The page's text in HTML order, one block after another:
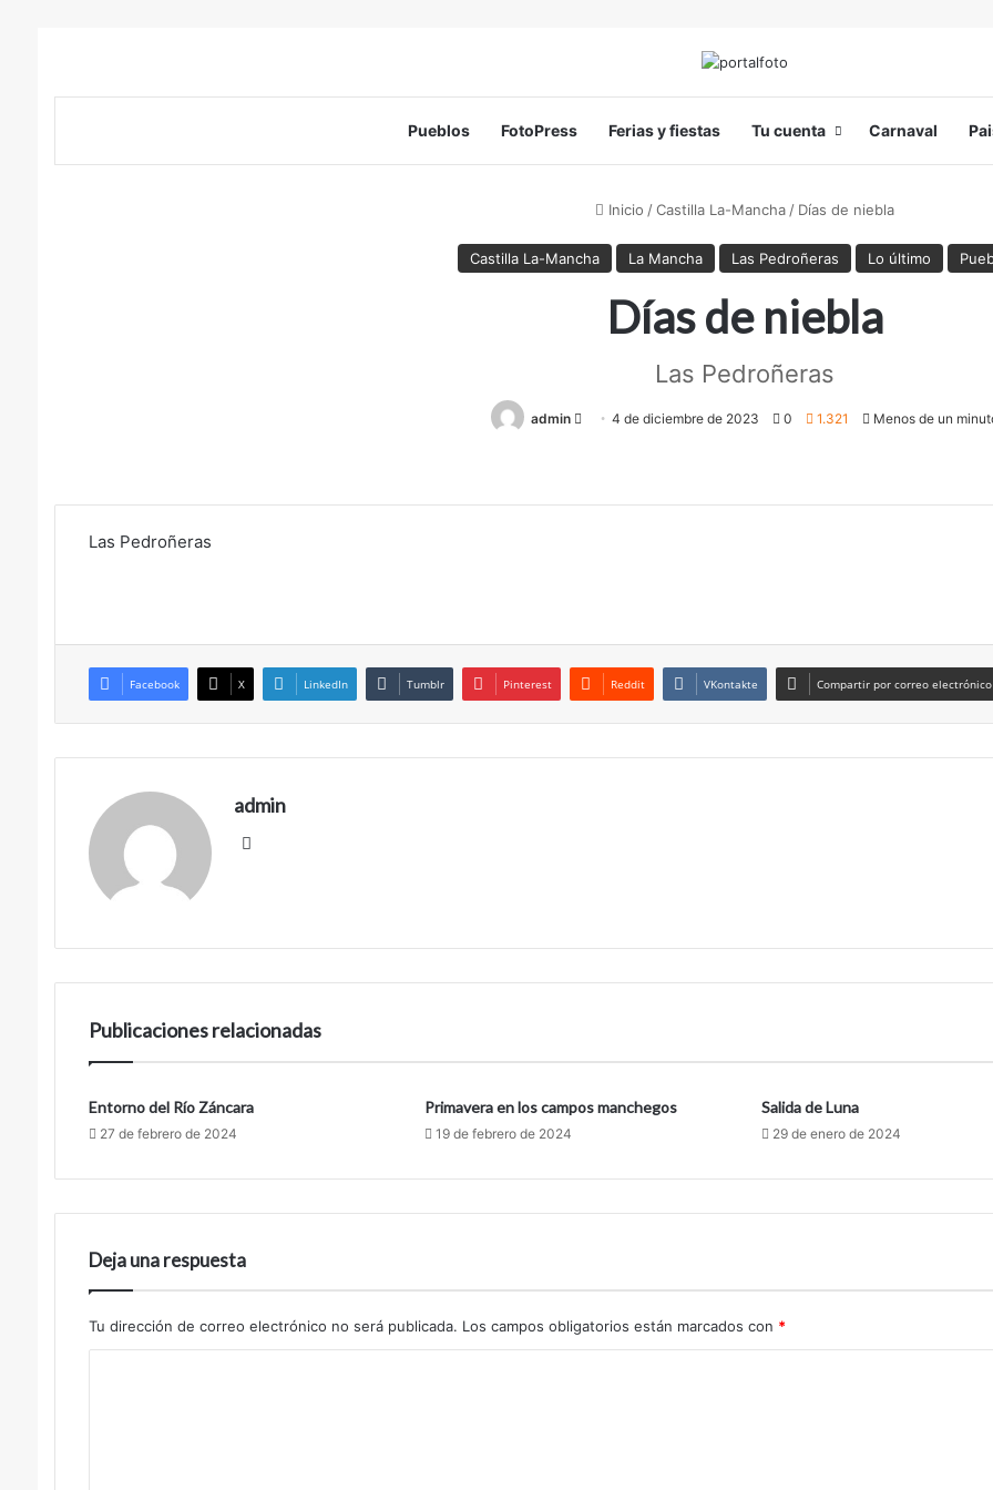
Pueblos FotoPress Ferias y fiestas Tu cuenta Carnaval
Inicio /Castilla La-Mancha / Días de niebla
Castilla La-Mancha La Mancha Las Pedroñeras Lo último
Días de niebla
Las Pedroñeras
admin
Send4 de diciembre de 2023 0 1.321 Menos de un
Las Pedroñeras
Facebook X LinkedIn Tumblr Pinterest Reddit VKontakte Compartir por correo electrónico
admin
Publicaciones relacionadas
Entorno del Río Záncara
27 de febrero de 2024
Primavera en los campos manchegos
19 de febrero de 2024
Salida de Luna
29 de enero de 2024
Deja una respuesta
Tu dirección de correo electrónico no será publicada. Los campos obligatorios están marcados con *